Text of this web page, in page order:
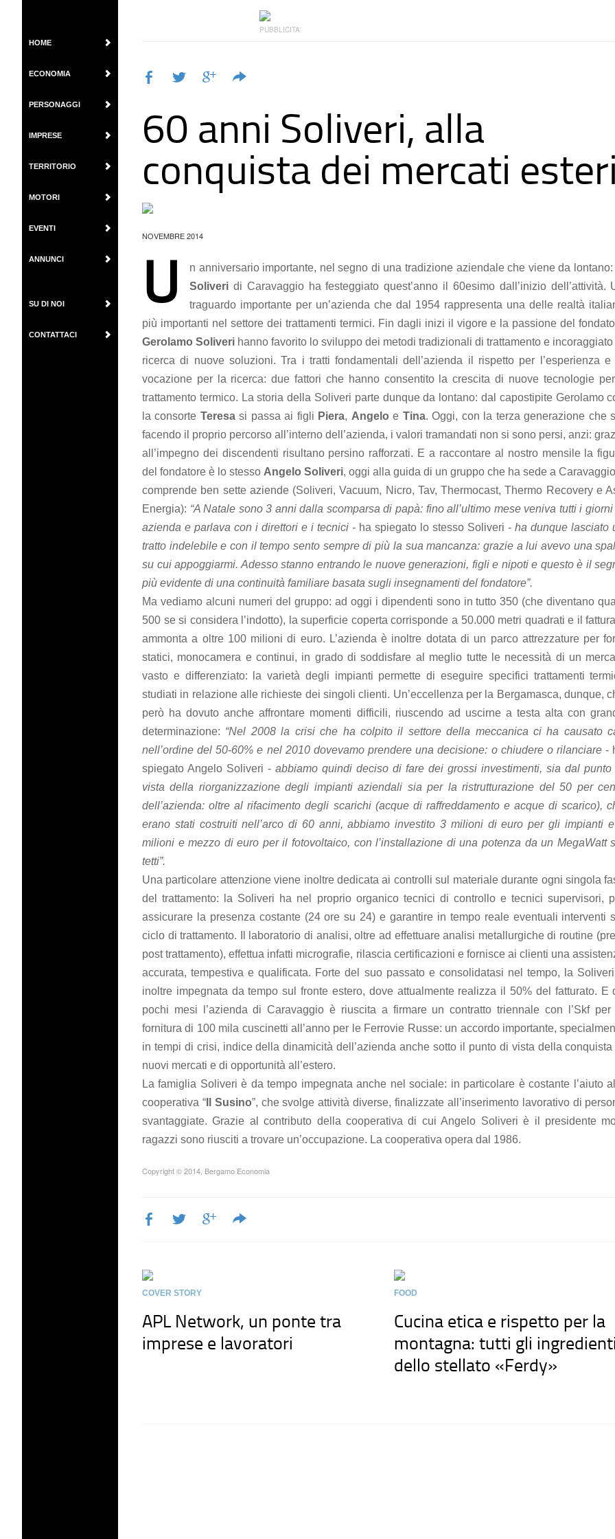
HOME
ECONOMIA
PERSONAGGI
IMPRESE
TERRITORIO
MOTORI
EVENTI
ANNUNCI
SU DI NOI
CONTATTACI
PUBBLICITA'
60 anni Soliveri, alla
conquista dei mercati esteri
NOVEMBRE 2014
U
n anniversario importante, nel segno di una tradizione aziendale che viene da lontano:
Soliveri di Caravaggio ha festeggiato quest’anno il 60esimo dall’inizio dell’attività.
traguardo importante per un’azienda che dal 1954 rappresenta una delle realtà
più importanti nel settore dei trattamenti termici. Fin dagli inizi il vigore e la passione del
Gerolamo Soliveri hanno favorito lo sviluppo dei metodi tradizionali di trattamento e incoraggiato
ricerca di nuove soluzioni. Tra i tratti fondamentali dell’azienda il rispetto per l’esperienza e
vocazione per la ricerca: due fattori che hanno consentito la crescita di nuove tecnologie per
trattamento termico. La storia della Soliveri parte dunque da lontano: dal capostipite Gerolamo
la consorte Teresasi passa ai figli Piera, Angelo e Tina. Oggi, con la terza generazione che
facendo il proprio percorso all’interno dell’azienda, i valori tramandati non si sono persi, anzi:
all’impegno dei discendenti risultano persino rafforzati. E a raccontare al nostro mensile la
del fondatore è lo stesso Angelo Soliveri, oggi alla guida di un gruppo che ha sede a
comprende ben sette aziende (Soliveri, Vacuum, Nicro, Tav, Thermocast, Thermo Recovery e
Energia): “A Natale sono 3 anni dalla scomparsa di papà: fino all’ultimo mese veniva tutti i giorni
azienda e parlava con i direttori e i tecnici - ha spiegato lo stesso Soliveri -ha dunque lasciato
tratto indelebile e con il tempo sento sempre di più la sua mancanza: grazie a lui avevo una
su cui appoggiarmi. Adesso stanno entrando le nuove generazioni, figli e nipoti e questo è il
più evidente di una continuità familiare basata sugli insegnamenti del fondatore”.
Ma vediamo alcuni numeri del gruppo: ad oggi i dipendenti sono in tutto 350 (che diventano
500 se si considera l’indotto), la superficie coperta corrisponde a 50.000 metri quadrati e il
ammonta a oltre 100 milioni di euro. L’azienda è inoltre dotata di un parco attrezzature per
statici, monocamera e continui, in grado di soddisfare al meglio tutte le necessità di un
vasto e differenziato: la varietà degli impianti permette di eseguire specifici trattamenti
studiati in relazione alle richieste dei singoli clienti. Un’eccellenza per la Bergamasca, dunque,
però ha dovuto anche affrontare momenti difficili, riuscendo ad uscirne a testa alta con
determinazione: “Nel 2008 la crisi che ha colpito il settore della meccanica ci ha causato
nell’ordine del 50-60% e nel 2010 dovevamo prendere una decisione: o chiudere o rilanciare-
spiegato Angelo Soliveri -abbiamo quindi deciso di fare dei grossi investimenti, sia dal punto
vista della riorganizzazione degli impianti aziendali sia per la ristrutturazione del 50 per
dell’azienda: oltre al rifacimento degli scarichi (acque di raffreddamento e acque di scarico),
erano stati costruiti nell’arco di 60 anni, abbiamo investito 3 milioni di euro per gli impianti
milioni e mezzo di euro per il fotovoltaico, con l’installazione di una potenza da un MegaWatt
tetti”.
Una particolare attenzione viene inoltre dedicata ai controlli sul materiale durante ogni singola
del trattamento: la Soliveri ha nel proprio organico tecnici di controllo e tecnici supervisori,
assicurare la presenza costante (24 ore su 24) e garantire in tempo reale eventuali interventi
ciclo di trattamento. Il laboratorio di analisi, oltre ad effettuare analisi metallurgiche di routine
post trattamento), effettua infatti micrografie, rilascia certificazioni e fornisce ai clienti una
accurata, tempestiva e qualificata. Forte del suo passato e consolidatasi nel tempo, la
inoltre impegnata da tempo sul fronte estero, dove attualmente realizza il 50% del fatturato. E
pochi mesi l’azienda di Caravaggio è riuscita a firmare un contratto triennale con l’Skf per
fornitura di 100 mila cuscinetti all’anno per le Ferrovie Russe: un accordo importante,
in tempi di crisi, indice della dinamicità dell’azienda anche sotto il punto di vista della conquista
nuovi mercati e di opportunità all’estero.
La famiglia Soliveri è da tempo impegnata anche nel sociale: in particolare è costante l’aiuto
cooperativa “Il Susino”, che svolge attività diverse, finalizzate all’inserimento lavorativo di
svantaggiate. Grazie al contributo della cooperativa di cui Angelo Soliveri è il presidente
ragazzi sono riusciti a trovare un’occupazione. La cooperativa opera dal 1986.
Copyright © 2014, Bergamo Economia
COVER STORY
APL Network, un ponte tra
imprese e lavoratori
FOOD
Cucina etica e rispetto per la
montagna: tutti gli ingredienti
dello stellato «Ferdy»